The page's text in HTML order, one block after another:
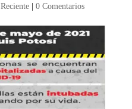
Reciente| 0 Comentarios